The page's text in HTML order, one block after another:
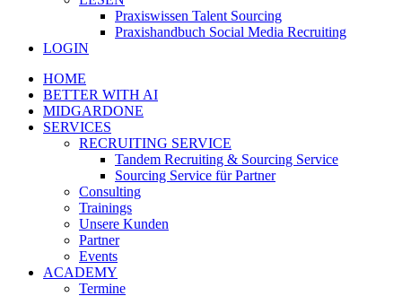
Praxiswissen Talent Sourcing
Praxishandbuch Social Media Recruiting
LOGIN
HOME
BETTER WITH AI
MIDGARDONE
SERVICES
RECRUITING SERVICE
Tandem Recruiting & Sourcing Service
Sourcing Service für Partner
Consulting
Trainings
Unsere Kunden
Partner
Events
ACADEMY
Termine